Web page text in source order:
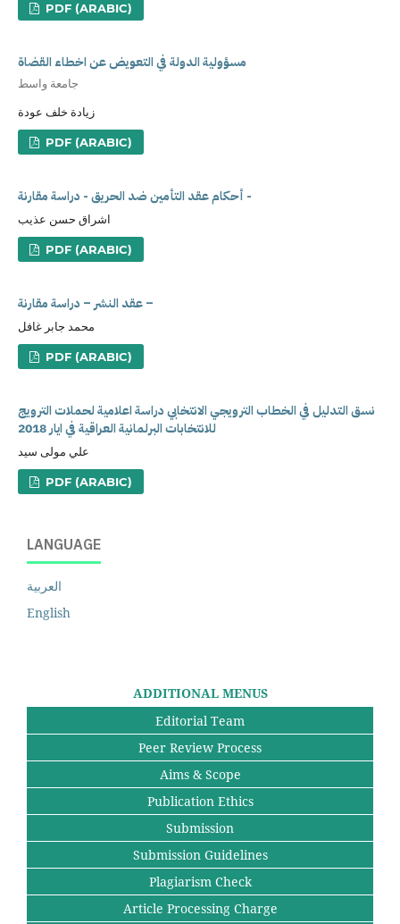
PDF (ARABIC)
مسؤولية الدولة في التعويض عن اخطاء القضاة
جامعة واسط
زيادة خلف عودة
PDF (ARABIC)
أحكام عقد التأمين ضد الحريق - دراسة مقارنة -
اشراق حسن عذيب
PDF (ARABIC)
عقد النشر – دراسة مقارنة –
محمد جابر غافل
PDF (ARABIC)
نسق التدليل في الخطاب الترويجي الانتخابي دراسة اعلامية لحملات الترويج
للانتخابات البرلمانية العراقية في ايار 2018
علي مولى سيد
PDF (ARABIC)
LANGUAGE
العربية
English
ADDITIONAL MENUS
Editorial Team
Peer Review Process
Aims & Scope
Publication Ethics
Submission
Submission Guidelines
Plagiarism Check
Article Processing Charge